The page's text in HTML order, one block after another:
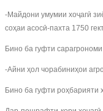
-Майдони умумии хоҷагӣ
соҳаи асосӣ-пахта 1750
Бино ба гуфти
-Айни ҳол чорабиниҳои
Бино ба гуфти роҳбарияти